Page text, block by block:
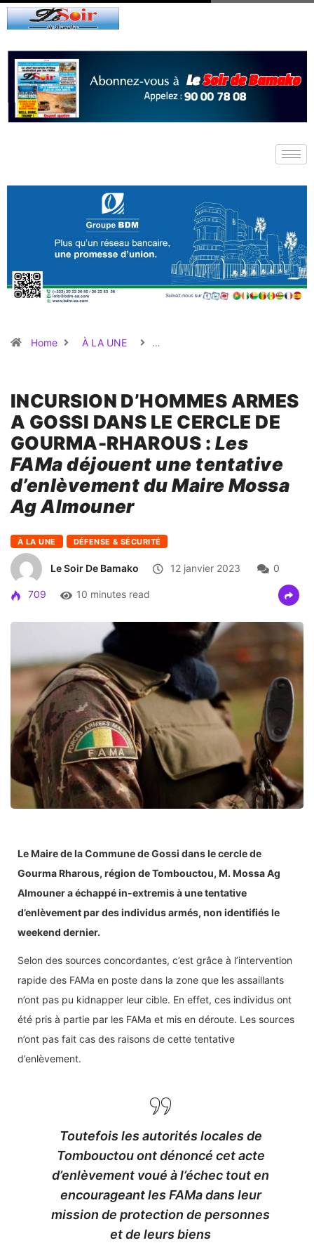
Home À LA UNE …
INCURSION D’HOMMES ARMES
A GOSSI DANS LE CERCLE DE
GOURMA-RHAROUS : Les
FAMa déjouent une tentative
d’enlèvement du Maire Mossa
Ag Almouner
À LA UNE DÉFENSE & SÉCURITÉ
Le Soir De Bamako 12 janvier 2023 0
709 10 minutes read
Le Maire de la Commune de Gossi dans le cercle de
Gourma Rharous, région de Tombouctou, M. Mossa Ag
Almouner a échappé in-extremis à une tentative
d’enlèvement par des individus armés, non identifiés le
weekend dernier.
Selon des sources concordantes, c’est grâce à l’intervention
rapide des FAMa en poste dans la zone que les assaillants
n’ont pas pu kidnapper leur cible. En effet, ces individus ont
été pris à partie par les FAMa et mis en déroute. Les sources
n’ont pas fait cas des raisons de cette tentative
d’enlèvement.
Toutefois les autorités locales de
Tombouctou ont dénoncé cet acte
d’enlèvement voué à l’échec tout en
encourageant les FAMa dans leur
mission de protection de personnes
et de leurs biens